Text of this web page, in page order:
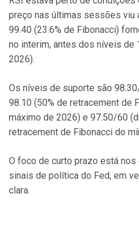
preço nas últimas sessões viu
99.40 (23.6% de Fibonacci)
no interim, antes dos níveis de
2026).
Os níveis de suporte são
98.10 (50% de retracement de
máximo de 2026) e 97.50/60
retracement de Fibonacci do
O foco de curto prazo está
sinais de política do Fed, em
clara.